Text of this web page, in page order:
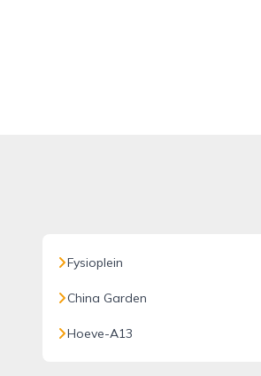
Fysioplein
China Garden
Hoeve-A13